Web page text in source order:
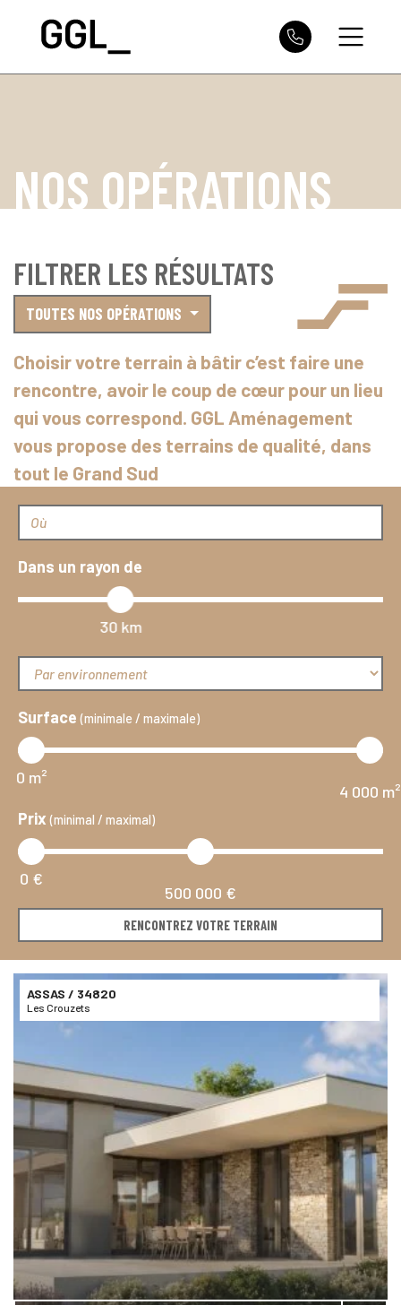
NOS OPÉRATIONS
FILTRER LES RÉSULTATS
TOUTES NOS OPÉRATIONS
Choisir votre terrain à bâtir c’est faire une
rencontre, avoir le coup de cœur pour un lieu
qui vous correspond. GGL Aménagement
vous propose des terrains de qualité, dans
tout le Grand Sud
Ville / Code postal
Dans un rayon de
30 km
Par environnement
Surface(minimale / maximale)
0 m²
4 000 m²
Prix(minimal / maximal)
0 €
500 000 €
RENCONTREZ VOTRE TERRAIN
ASSAS / 34820
Les Crouzets